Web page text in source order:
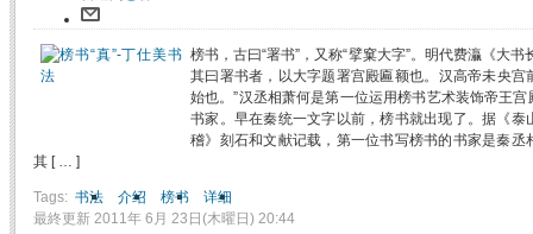
榜书，古曰“署书”，又称“擘窠大字”。明代费灜《大
其曰署书者，以大字题署宫殿匾额也。汉高帝未央
始也。”汉丞相萧何是第一位运用榜书艺术装饰帝王
书家。早在秦统一文字以前，榜书就出现了。据《
稽》刻石和文献记载，第一位书写榜书的书家是秦
其 [ … ]
Tags: 书法 介绍 榜书
详细
最終更新 2011年 6月 23日(木曜日) 20:44